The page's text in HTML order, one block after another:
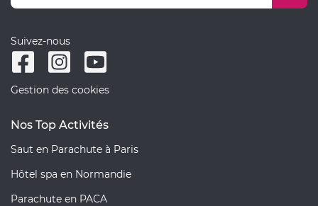
Suivez-nous
Gestion des cookies
Nos Top Activités
Saut en Parachute à Paris
Hôtel spa en Normandie
Parachute en PACA